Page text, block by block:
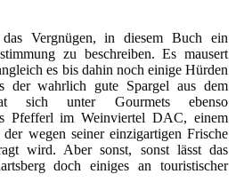
Vergnügen, in diesem Buch ein
zu beschreiben. Es mausert
es bis dahin noch einige Hürden
der wahrlich gute Spargel aus dem
sich unter Gourmets ebenso
Pfefferl im Weinviertel DAC, einem
wegen seiner einzigartigen Frische
wird. Aber sonst, sonst lässt das
doch einiges an touristischer